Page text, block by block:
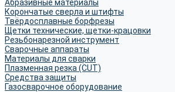
Абразивные материалы
Корончатые сверла и штифты
Твёрдосплавные борфрезы
Щетки технические, щетки-крацовки
Резьбонарезной инструмент
Сварочные аппараты
Материалы для сварки
Плазменная резка (CUT)
Средства защиты
Газосварочное оборудование